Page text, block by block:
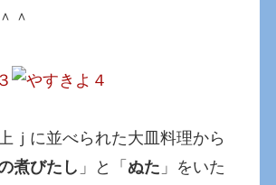
＾
ｊに並べられた大皿料理から
煮びたし 」と「 ぬた 」をいた